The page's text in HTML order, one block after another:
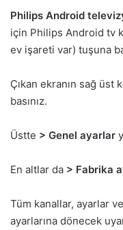
Philips Android
için Philips Android tv
ev işareti var) tuşuna
Çıkan ekranın sağ üst
basınız.
Üstte > Genel ayarlar
En altlar da > Fabrika
Tüm kanallar, ayarlar
ayarlarına dönecek